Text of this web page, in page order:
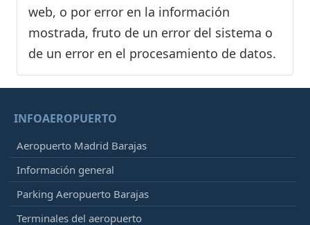
web, o por error en la información
mostrada, fruto de un error del sistema o
de un error en el procesamiento de datos.
INFOAEROPUERTO
Aeropuerto Madrid Barajas
Información general
Parking Aeropuerto Barajas
Terminales del aeropuerto